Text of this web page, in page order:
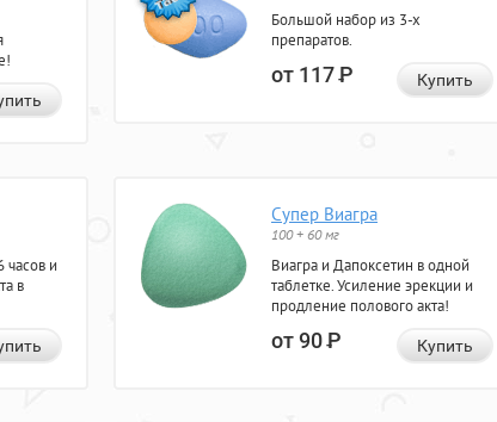
Большой набор из 3-х
препаратов.
от 117Р Купить
часов и
в
Супер Виагра
100 + 60 мг
Виагра и Дапоксетин в одной
таблетке. Усиление эрекции и
продление полового акта!
от 90Р Купить